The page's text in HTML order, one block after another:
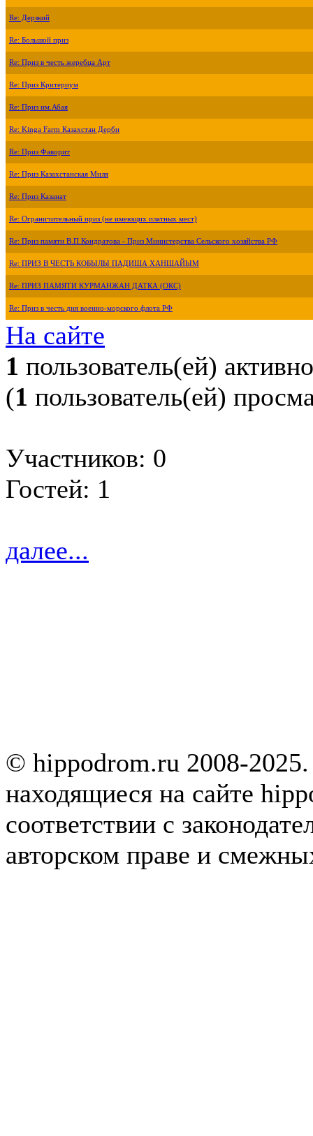
Re: Дерзкий
Re: Большой приз
Re: Приз в честь жеребца Арт
Re: Приз Критериум
Re: Приз им.Абая
Re: Kinga Farm Казахстан Дерби
Re: Приз Фаворит
Re: Приз Казахстанская Миля
Re: Приз Казанат
Re: Ограничительный приз (не имеющих платных мест)
Re: Приз памяти В.П.Кондратова - Приз Министерства Сельского хозяйства РФ
Re: ПРИЗ В ЧЕСТЬ КОБЫЛЫ ПАДИША ХАНШАЙЫМ
Re: ПРИЗ ПАМЯТИ КУРМАНЖАН ДАТКА (ОКС)
Re: Приз в честь дня военно-морского флота РФ
На сайте
1 пользователь(ей) активно
(1 пользователь(ей)
Участников: 0
Гостей: 1
далее...
© hippodrom.ru 2008-
находящиеся на сайте
соответствии с
авторском праве и